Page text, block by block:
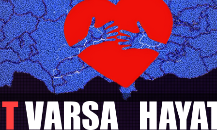
VARSA